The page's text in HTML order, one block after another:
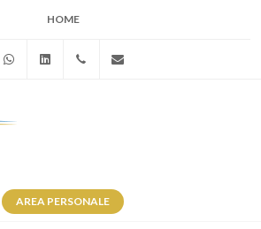
HOME
WhatsAppLinkedin+39 345 281 0246
AREA PERSONALE